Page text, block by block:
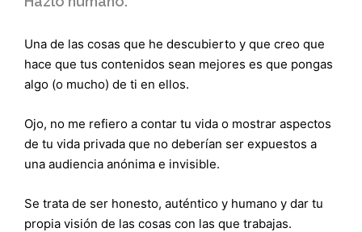
Una de las cosas que he descubierto y que creo que
hace que tus contenidos sean mejores es que pongas
algo (o mucho) de ti en ellos.
Ojo, no me refiero a contar tu vida o mostrar aspectos
de tu vida privada que no deberían ser expuestos a
una audiencia anónima e invisible.
Se trata de ser honesto, auténtico y humano y dar tu
propia visión de las cosas con las que trabajas.